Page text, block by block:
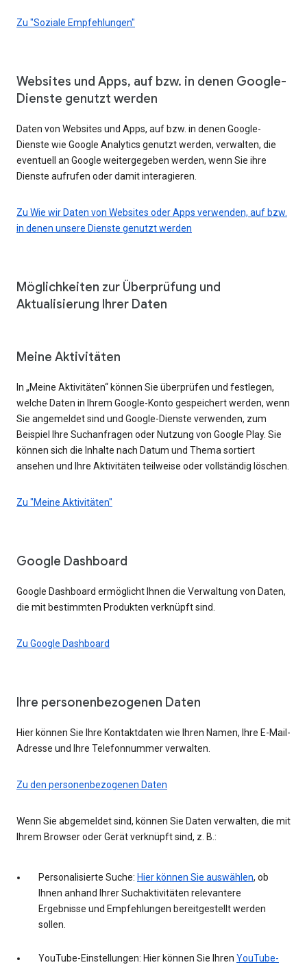
Zu "Soziale Empfehlungen"
Websites und Apps, auf bzw. in denen Google-
Dienste genutzt werden
Daten von Websites und Apps, auf bzw. in denen Google-
Dienste wie Google Analytics genutzt werden, verwalten, die
eventuell an Google weitergegeben werden, wenn Sie ihre
Dienste aufrufen oder damit interagieren.
Zu Wie wir Daten von Websites oder Apps verwenden, auf bzw.
in denen unsere Dienste genutzt werden
Möglichkeiten zur Überprüfung und
Aktualisierung Ihrer Daten
Meine Aktivitäten
In „Meine Aktivitäten“ können Sie überprüfen und festlegen,
welche Daten in Ihrem Google-Konto gespeichert werden, wenn
Sie angemeldet sind und Google-Dienste verwenden, zum
Beispiel Ihre Suchanfragen oder Nutzung von Google Play. Sie
können sich die Inhalte nach Datum und Thema sortiert
ansehen und Ihre Aktivitäten teilweise oder vollständig löschen.
Zu "Meine Aktivitäten"
Google Dashboard
Google Dashboard ermöglicht Ihnen die Verwaltung von Daten,
die mit bestimmten Produkten verknüpft sind.
Zu Google Dashboard
Ihre personenbezogenen Daten
Hier können Sie Ihre Kontaktdaten wie Ihren Namen, Ihre E-Mail-
Adresse und Ihre Telefonnummer verwalten.
Zu den personenbezogenen Daten
Wenn Sie abgemeldet sind, können Sie Daten verwalten, die mit
Ihrem Browser oder Gerät verknüpft sind, z. B.:
Personalisierte Suche: Hier können Sie auswählen, ob
Ihnen anhand Ihrer Suchaktivitäten relevantere
Ergebnisse und Empfehlungen bereitgestellt werden
sollen.
YouTube-Einstellungen: Hier können Sie Ihren YouTube-